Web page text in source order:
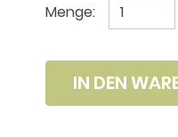
Menge:
IN DEN